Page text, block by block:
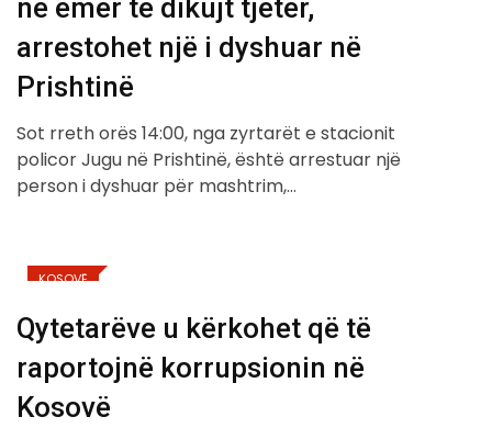
në emër të dikujt tjetër,
arrestohet një i dyshuar në
Prishtinë
Sot rreth orës 14:00, nga zyrtarët e stacionit
policor Jugu në Prishtinë, është arrestuar një
person i dyshuar për mashtrim,…
KOSOVË
Qytetarëve u kërkohet që të
raportojnë korrupsionin në
Kosovë